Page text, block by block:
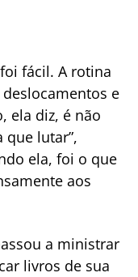
fácil. A rotina
e
ela diz, é não
que lutar”,
ela, foi o que
aos
a ministrar
livros de sua